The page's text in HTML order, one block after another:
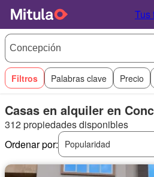
Tus
Filtros Palabras clave Precio
Casas en alquiler en
312 propiedades disponibles
Ordenar por:
Popularidad